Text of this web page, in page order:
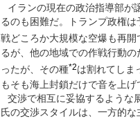
イランの現在の政治指導部が
るのも困難だ。トランプ政権
戦どころか大規模な空爆も再開
るが、他の地域での作戦行動
ったが、その種*2は割れてしま
もそも海上封鎖だけで音を上
交渉で相互に妥協するような
氏の交渉スタイルは、一方的